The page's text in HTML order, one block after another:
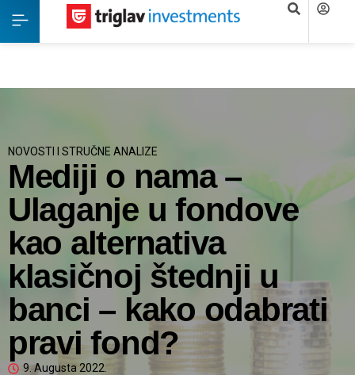
NOVOSTI I STRUČNE ANALIZE
Mediji o nama –
Ulaganje u fondove
kao alternativa
klasičnoj štednji u
banci – kako odabrati
pravi fond?
9. Augusta 2022.